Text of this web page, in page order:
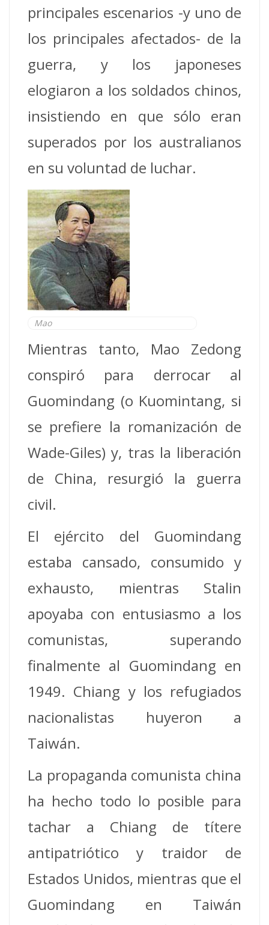
principales escenarios -y uno de
los principales afectados- de la
guerra, y los japoneses
elogiaron a los soldados chinos,
insistiendo en que sólo eran
superados por los australianos
en su voluntad de luchar.
Mao
Mientras tanto, Mao Zedong
conspiró para derrocar al
Guomindang (o Kuomintang, si
se prefiere la romanización de
Wade-Giles) y, tras la liberación
de China, resurgió la guerra
civil.
El ejército del Guomindang
estaba cansado, consumido y
exhausto, mientras Stalin
apoyaba con entusiasmo a los
comunistas, superando
finalmente al Guomindang en
1949. Chiang y los refugiados
nacionalistas huyeron a
Taiwán.
La propaganda comunista china
ha hecho todo lo posible para
tachar a Chiang de títere
antipatriótico y traidor de
Estados Unidos, mientras que el
Guomindang en Taiwán